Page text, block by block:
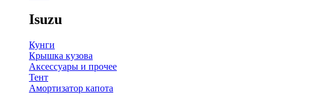
Isuzu
Кунги
Крышка кузова
Аксессуары и прочее
Тент
Амортизатор капота